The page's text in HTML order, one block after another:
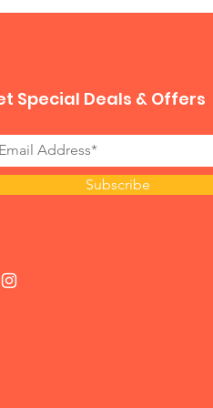
Special Deals & Offers
Subscribe